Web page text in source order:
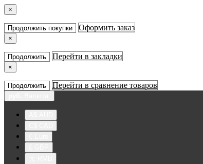
×
Продолжить покупки Оформить заказ
×
Продолжить Перейти в закладки
×
Продолжить Перейти в сравнение товаров